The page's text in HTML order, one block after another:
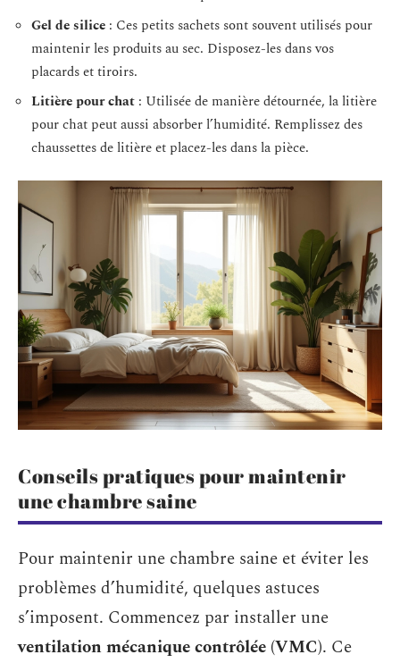
Gel de silice : Ces petits sachets sont souvent utilisés pour
maintenir les produits au sec. Disposez-les dans vos
placards et tiroirs.
Litière pour chat : Utilisée de manière détournée, la litière
pour chat peut aussi absorber l’humidité. Remplissez des
chaussettes de litière et placez-les dans la pièce.
Conseils pratiques pour maintenir
une chambre saine
Pour maintenir une chambre saine et éviter les
problèmes d’humidité, quelques astuces
s’imposent. Commencez par installer une
ventilation mécanique contrôlée (VMC). Ce